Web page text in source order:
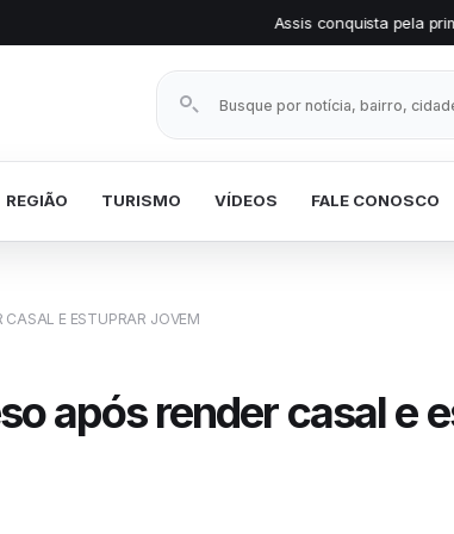
Assis conquista pela primeira vez o Selo
Buscar notícias
REGIÃO TURISMO VÍDEOS FALE CONOSCO
CASAL E ESTUPRAR JOVEM
após render casal e